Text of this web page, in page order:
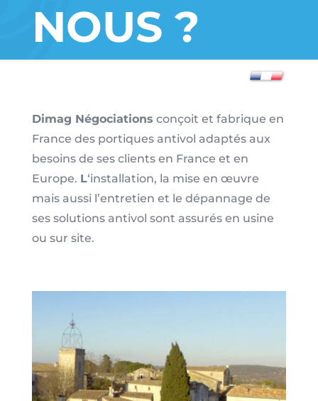
NOUS ?
Dimag Négociations conçoit et fabrique en
France des portiques antivol adaptés aux
besoins de ses clients en France et en
Europe. L‘installation, la mise en œuvre
mais aussi l’entretien et le dépannage de
ses solutions antivol sont assurés en usine
ou sur site.